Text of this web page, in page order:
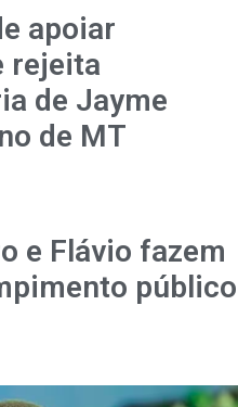
apoiar
rejeita
de Jayme
de MT
e Flávio fazem
público